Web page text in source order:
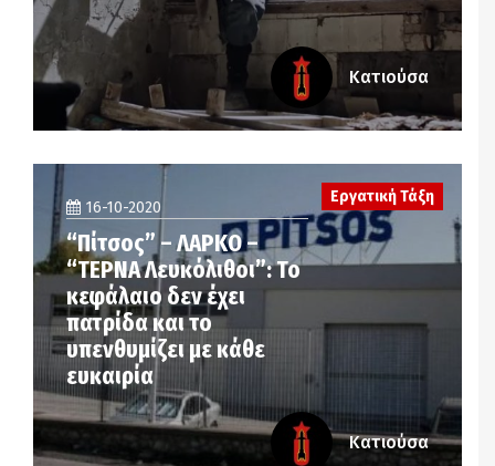
Κατιούσα
16-10-2020
“Πίτσος” – ΛΑΡΚΟ –
“ΤΕΡΝΑ Λευκόλιθοι”: Το
κεφάλαιο δεν έχει
πατρίδα και το
υπενθυμίζει με κάθε
ευκαιρία
Εργατική Τάξη
Κατιούσα